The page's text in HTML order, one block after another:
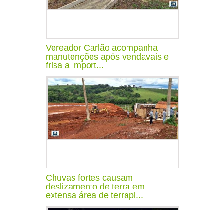
Vereador Carlão acompanha
manutenções após vendavais e
frisa a import...
Chuvas fortes causam
deslizamento de terra em
extensa área de terrapl...